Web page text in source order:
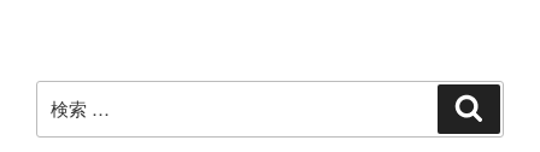
ォ
ル
索: